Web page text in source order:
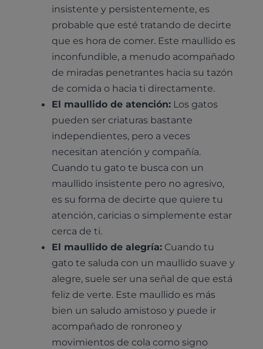
insistente y persistentemente, es
probable que esté tratando de decirte
que es hora de comer. Este maullido es
inconfundible, a menudo acompañado
de miradas penetrantes hacia su tazón
de comida o hacia ti directamente.
El maullido de atención: Los gatos
pueden ser criaturas bastante
independientes, pero a veces
necesitan atención y compañía.
Cuando tu gato te busca con un
maullido insistente pero no agresivo,
es su forma de decirte que quiere tu
atención, caricias o simplemente estar
cerca de ti.
El maullido de alegría: Cuando tu
gato te saluda con un maullido suave y
alegre, suele ser una señal de que está
feliz de verte. Este maullido es más
bien un saludo amistoso y puede ir
acompañado de ronroneo y
movimientos de cola como signo